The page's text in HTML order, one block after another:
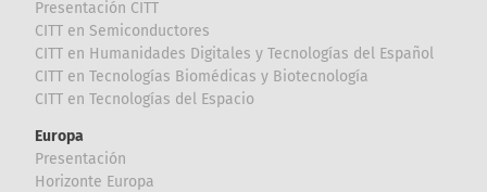
Presentación CITT
CITT en Semiconductores
CITT en Humanidades Digitales y Tecnologías del Español
CITT en Tecnologías Biomédicas y Biotecnología
CITT en Tecnologías del Espacio
Europa
Presentación
Horizonte Europa